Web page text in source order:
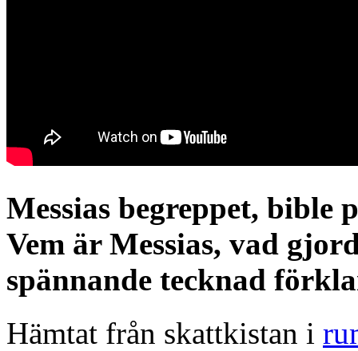
Messias begreppet, bible
Vem är Messias, vad
spännande tecknad
Hämtat från skattkistan i